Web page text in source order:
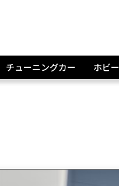
チューニングカー ホビー